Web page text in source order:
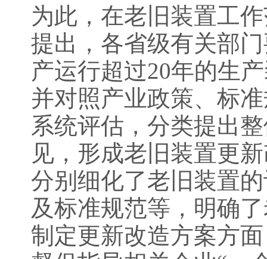
为此，在老旧装置工
提出，各省级有关部
产运行超过20年的生
并对照产业政策、标
系统评估，分类提出
见，形成老旧装置更
分别细化了老旧装置
及标准规范等，明确
制定更新改造方案方